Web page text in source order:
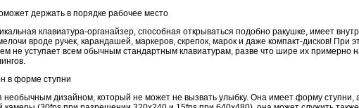
держать в порядке рабочее место
клавиатура-органайзер, способная открываться подобно ракушке, имеет
вроде ручек, карандашей, маркеров, скрепок, марок и даже компакт-дисков! При
не уступает всем обычным стандартным клавиатурам, разве что шире их примерно
в форме ступни
необычным дизайном, который не может не вызвать улыбку. Она имеет форму ступни,